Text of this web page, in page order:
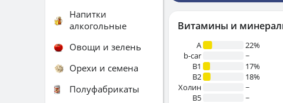
Витамины и
A
22%
b-car
~
В1
17%
B2
18%
Холин
~
B5
~
Напитки
алкогольные
Овощи и зелень
Орехи и семена
Полуфабрикаты